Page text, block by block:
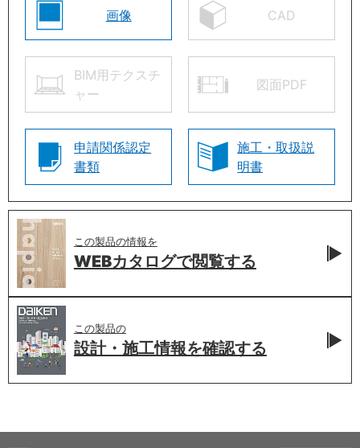
画像 CAD
BIM用テクスチ
ャー
図面PDF
申請関係認定
書類
施工・取扱説
明書
この製品の情報を
WEBカタログで閲覧する
この製品の
設計・施工情報を確認する